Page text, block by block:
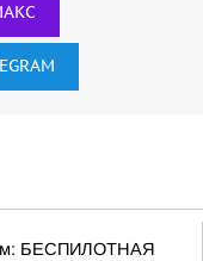
БЕСПИЛОТНАЯ